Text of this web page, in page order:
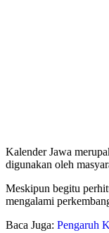
Kalender Jawa
digunakan oleh
Meskipun begitu
mengalami
Baca Juga: Pengaruh